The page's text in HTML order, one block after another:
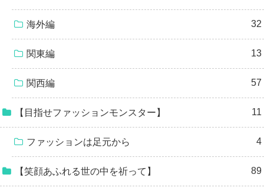
海外編 32
関東編 13
関西編 57
【目指せファッションモンスター】 11
ファッションは足元から 4
【笑顔あふれる世の中を祈って】 89